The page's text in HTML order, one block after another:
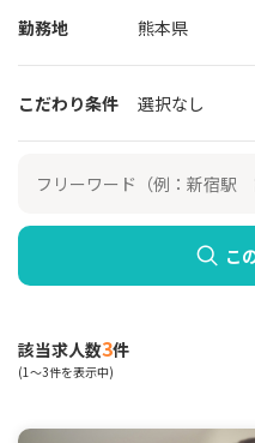
勤務地 熊本県
こだわり条件 選択なし
こ
該当求人数3件
(1～3件を表示中)